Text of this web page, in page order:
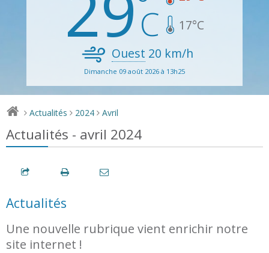
17°C
Ouest 20 km/h
Dimanche 09 août 2026 à 13h25
> Actualités > 2024 > Avril
Actualités - avril 2024
Actualités
Une nouvelle rubrique vient enrichir notre
site internet !